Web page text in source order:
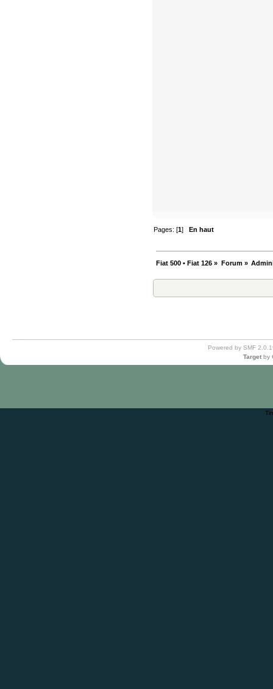
Pages: [1]En haut
Fiat 500 • Fiat 126 » Forum»
Powered by SMF
Target by